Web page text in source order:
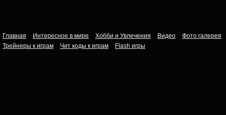
Главная Интересное в мире Хобби и Увлечения Видео
Фото галерея
Трейнеры к играм
Чит коды к играм Flash игры